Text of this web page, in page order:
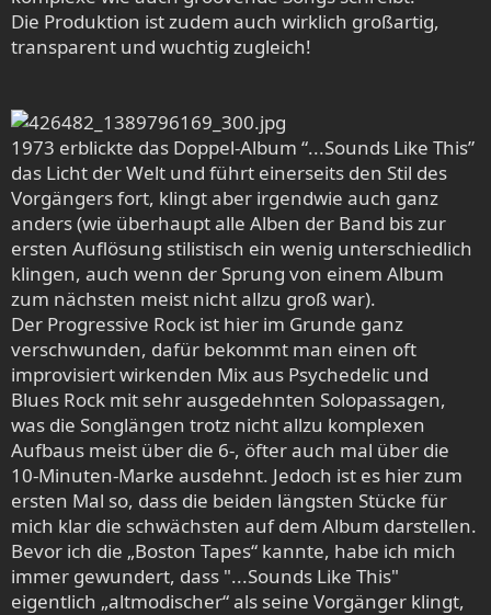
Die Produktion ist zudem auch wirklich großartig,
transparent und wuchtig zugleich!
1973 erblickte das Doppel-Album “...Sounds Like This”
das Licht der Welt und führt einerseits den Stil des
Vorgängers fort, klingt aber irgendwie auch ganz
anders (wie überhaupt alle Alben der Band bis zur
ersten Auflösung stilistisch ein wenig unterschiedlich
klingen, auch wenn der Sprung von einem Album
zum nächsten meist nicht allzu groß war).
Der Progressive Rock ist hier im Grunde ganz
verschwunden, dafür bekommt man einen oft
improvisiert wirkenden Mix aus Psychedelic und
Blues Rock mit sehr ausgedehnten Solopassagen,
was die Songlängen trotz nicht allzu komplexen
Aufbaus meist über die 6-, öfter auch mal über die
10-Minuten-Marke ausdehnt. Jedoch ist es hier zum
ersten Mal so, dass die beiden längsten Stücke für
mich klar die schwächsten auf dem Album darstellen.
Bevor ich die „Boston Tapes“ kannte, habe ich mich
immer gewundert, dass "...Sounds Like This"
eigentlich „altmodischer“ als seine Vorgänger klingt,